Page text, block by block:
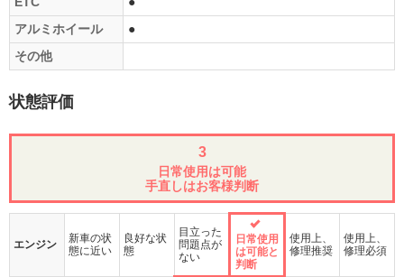
アルミホイール
●
その他
状態評価
3
日常使用は可能
手直しはお客様判断
エンジン
新車の状
態に近い
良好な状
態
目立った
問題点が
ない
日常使用
は可能と
判断
使用上、
修理推奨
使用上、
修理必須